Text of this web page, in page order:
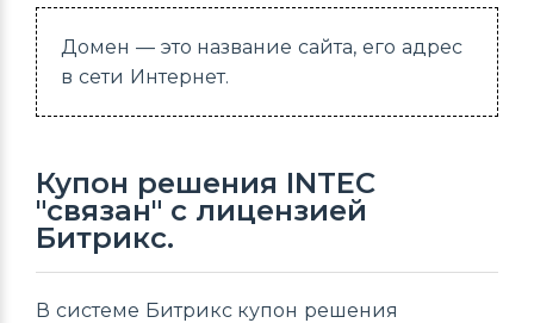
Домен — это название сайта, его адрес
в сети Интернет.
Купон решения INTEC
"связан" с лицензией
Битрикс.
В системе Битрикс купон решения